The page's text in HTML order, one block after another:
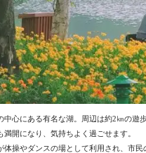
中心にある有名な湖。周辺は約2㎞の遊
開になり、気持ちよく過ごせます。
体操やダンスの場として利用され、市